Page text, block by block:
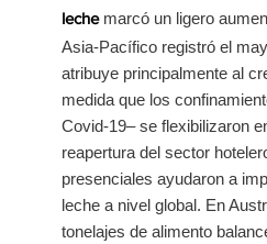
lechemarcó un ligero
Asia-Pacífico registró el
atribuye principalmente al
medida que los
Covid-19– se flexibilizaron
reapertura del sector
presenciales ayudaron a
leche a nivel global. En
tonelajes de alimento